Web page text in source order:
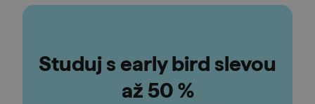
Studuj s early bird slevou
až 50 %